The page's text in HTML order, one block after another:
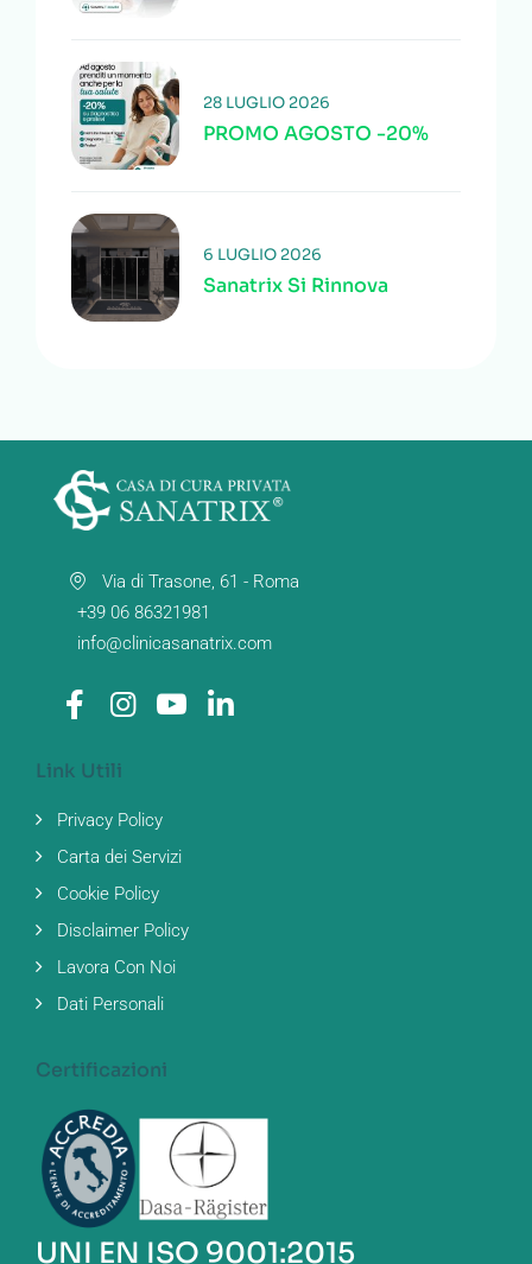
PROMO AGOSTO -20%
28 LUGLIO 2026
Sanatrix Si Rinnova
6 LUGLIO 2026
Via di Trasone, 61 - Roma
+39 06 86321981
info@clinicasanatrix.com
Link Utili
Privacy Policy
Carta dei Servizi
Cookie Policy
Disclaimer Policy
Lavora Con Noi
Dati Personali
Certificazioni
UNI EN ISO 9001:2015